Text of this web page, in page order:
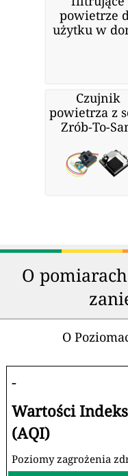
powietrze
użytku w
Czujnik
powietrza z
Zrób-To-
O
O
-
Wartości
(AQI)
Poziomy zagrożenia